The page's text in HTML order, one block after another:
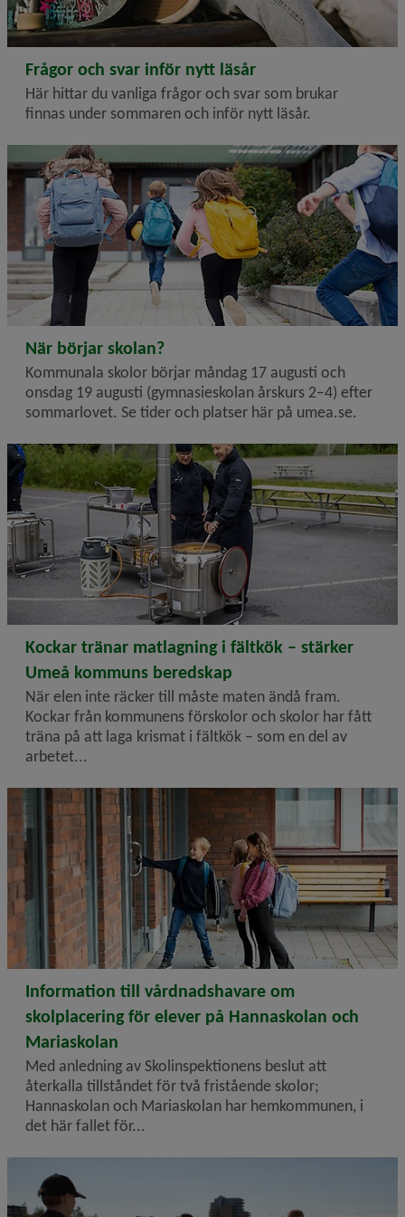
2026-06-17
Frågor och svar inför nytt läsår
Här hittar du vanliga frågor och svar som brukar
finnas under sommaren och inför nytt läsår.
2026-06-17
När börjar skolan?
Kommunala skolor börjar måndag 17 augusti och
onsdag 19 augusti (gymnasieskolan årskurs 2–4) efter
sommarlovet. Se tider och platser här på umea.se.
2026-06-16
Kockar tränar matlagning i fältkök – stärker
Umeå kommuns beredskap
När elen inte räcker till måste maten ändå fram.
Kockar från kommunens förskolor och skolor har fått
träna på att laga krismat i fältkök – som en del av
arbetet...
2026-06-15
Information till vårdnadshavare om
skolplacering för elever på Hannaskolan och
Mariaskolan
Med anledning av Skolinspektionens beslut att
återkalla tillståndet för två fristående skolor;
Hannaskolan och Mariaskolan har hemkommunen, i
det här fallet för...